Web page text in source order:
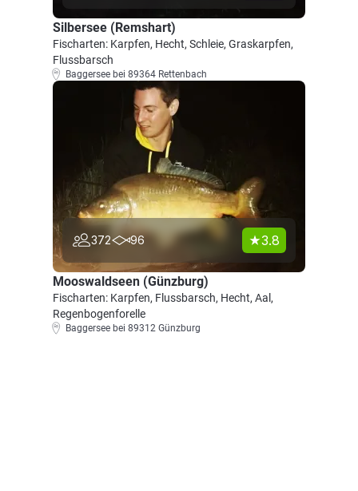
Silbersee (Remshart)
Fischarten: Karpfen, Hecht, Schleie, Graskarpfen,
Flussbarsch
Baggersee bei 89364 Rettenbach
372 96 3.8
Mooswaldseen (Günzburg)
Fischarten: Karpfen, Flussbarsch, Hecht, Aal,
Regenbogenforelle
Baggersee bei 89312 Günzburg